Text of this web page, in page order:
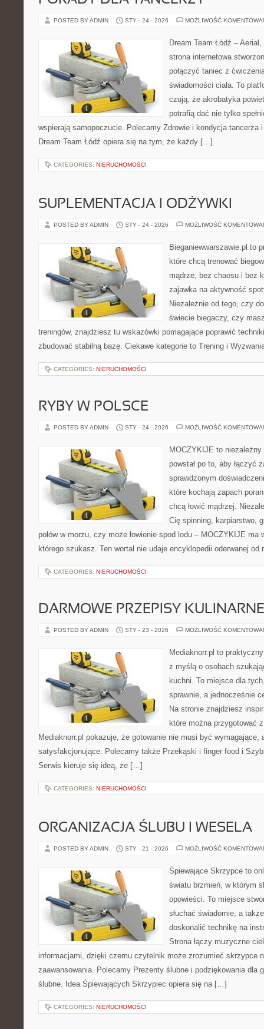
POSTED BY ADMIN STY - 24 - 2026 MOŻLIWOŚĆ
Dream Team Łódź –
strona internetowa
połączyć taniec z
świadomości ciała. To
czują, że akrobatyka
potrafią dać nie tylko
wspierają samopoczucie. Polecamy Zdrowie i kondycja tancerza
Dream Team Łódź opiera się na tym, że każdy […]
CATEGORIES: NIERUCHOMOŚCI
SUPLEMENTACJA I ODŻYWKI
POSTED BY ADMIN STY - 24 - 2026 MOŻLIWOŚĆ
Bieganiewwarszawie.pl to
które chcą trenować
mądrze, bez chaosu i bez
zajawka na aktywność
Niezależnie od tego, czy
świecie biegaczy, czy
treningów, znajdziesz tu wskazówki pomagające poprawić
zbudować stabilną bazę. Ciekawe kategorie to Trening i
CATEGORIES: NIERUCHOMOŚCI
RYBY W POLSCE
POSTED BY ADMIN STY - 24 - 2026 MOŻLIWOŚĆ
MOCZYKIJE to
powstał po to, aby łączyć
sprawdzonym
które kochają zapach
chcą łowić mądrzej.
Cię spinning, karpiarstwo,
połów w morzu, czy może łowienie spod lodu – MOCZYKIJE ma
którego szukasz. Ten wortal nie udaje encyklopedii oderwanej
CATEGORIES: NIERUCHOMOŚCI
DARMOWE PRZEPISY KULINARNE
POSTED BY ADMIN STY - 23 - 2026 MOŻLIWOŚĆ
Mediaknorr.pl to
z myślą o osobach
kuchni. To miejsce dla
sprawnie, a jednocześnie
Na stronie znajdziesz
które można przygotować
Mediaknorr.pl pokazuje, że gotowanie nie musi być wymagające,
satysfakcjonujące. Polecamy także Przekąski i finger food i
Serwis kieruje się ideą, że […]
CATEGORIES: NIERUCHOMOŚCI
ORGANIZACJA ŚLUBU I WESELA
POSTED BY ADMIN STY - 21 - 2026 MOŻLIWOŚĆ
Śpiewające Skrzypce to
światu brzmień, w którym
opowieści. To miejsce
słuchać świadomie, a
doskonalić technikę na
Strona łączy muzyczne
informacjami, dzięki czemu czytelnik może zrozumieć skrzypce
zaawansowania. Polecamy Prezenty ślubne i podziękowania dla
ślubne. Idea Śpiewających Skrzypiec opiera się na […]
CATEGORIES: NIERUCHOMOŚCI